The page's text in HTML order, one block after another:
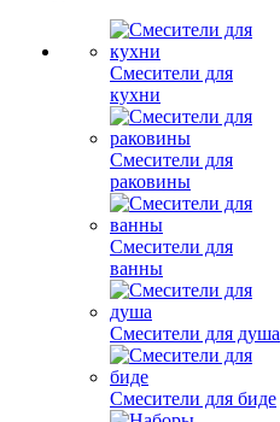
Смесители для
кухни
Смесители для
раковины
Смесители для
ванны
Смесители для душа
Смесители для биде